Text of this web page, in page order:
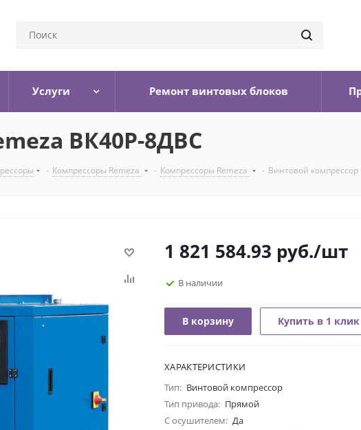
Услуги Ремонт винтовых блоков
ВК40Р-8ДВС
- Компрессоры Remeza - Компрессоры Remeza - Винтовой
1 821 584.93 руб./шт
В наличии
В корзину Купить в 1 клик
ХАРАКТЕРИСТИКИ
Тип: Винтовой компрессор
Тип привода: Прямой
С осушителем: Да